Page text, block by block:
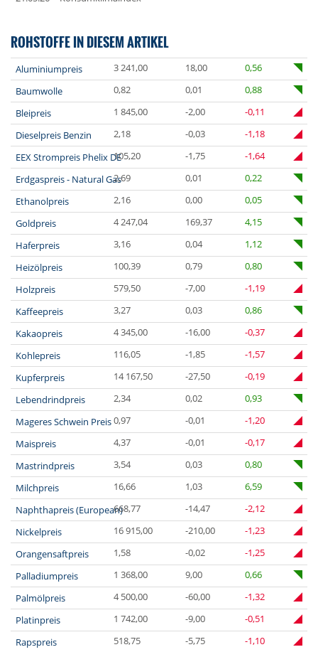
ROHSTOFFE IN DIESEM ARTIKEL
Aluminiumpreis 3 241,00 18,00
0,56
Baumwolle
0,82 0,01
0,88
Bleipreis
1 845,00 -2,00
-0,11
Dieselpreis Benzin
2,18 -0,03
-1,18
EEX Strompreis Phelix DE105,20 -1,75
-1,64
Erdgaspreis - Natural Gas2,69 0,01
0,22
Ethanolpreis
2,16 0,00
0,05
Goldpreis
4 247,04 169,37
4,15
Haferpreis
3,16 0,04
1,12
Heizölpreis
100,39 0,79
0,80
Holzpreis
579,50 -7,00
-1,19
Kaffeepreis
3,27 0,03
0,86
Kakaopreis
4 345,00 -16,00
-0,37
Kohlepreis
116,05 -1,85
-1,57
Kupferpreis
14 167,50 -27,50
-0,19
Lebendrindpreis
2,34 0,02
0,93
Mageres Schwein Preis0,97 -0,01
-1,20
Maispreis
4,37 -0,01
-0,17
Mastrindpreis
3,54 0,03
0,80
Milchpreis
16,66 1,03
6,59
Naphthapreis (European)668,77 -14,47
-2,12
Nickelpreis
16 915,00 -210,00
-1,23
Orangensaftpreis
1,58 -0,02
-1,25
Palladiumpreis
1 368,00 9,00
0,66
Palmölpreis
4 500,00 -60,00
-1,32
Platinpreis
1 742,00 -9,00
-0,51
Rapspreis
518,75 -5,75
-1,10